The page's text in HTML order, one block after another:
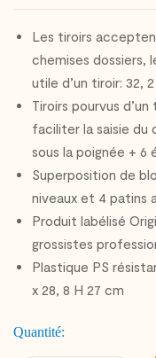
Les tiroirs
chemises dossiers,
utile d’un tiroir: 32,
Tiroirs pourvus
faciliter la saisie du
sous la poignée +
Superposition de
niveaux et 4 patins
Produit labélisé
grossistes
Plastique PS
x 28, 8 H 27 cm
Quantité: